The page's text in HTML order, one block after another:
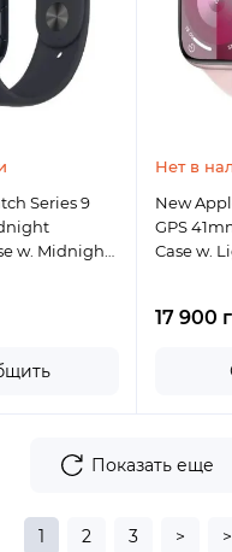
Series 9
w. Midnight
Нет в
New
GPS
Case w.
17 900
Показать еще
1 2 3 > >|